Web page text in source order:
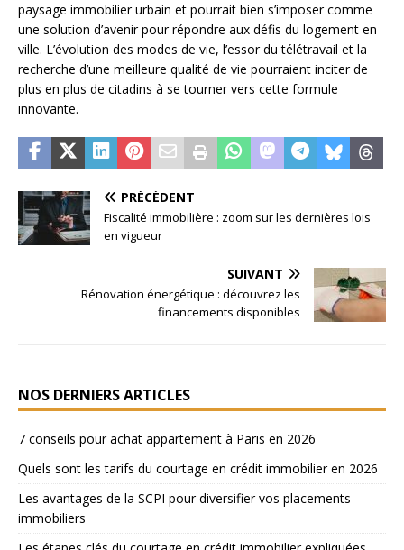
paysage immobilier urbain et pourrait bien s’imposer comme
une solution d’avenir pour répondre aux défis du logement en
ville. L’évolution des modes de vie, l’essor du télétravail et la
recherche d’une meilleure qualité de vie pourraient inciter de
plus en plus de citadins à se tourner vers cette formule
innovante.
PRÉCÉDENT
Fiscalité immobilière : zoom sur les dernières lois
en vigueur
SUIVANT
Rénovation énergétique : découvrez les
financements disponibles
NOS DERNIERS ARTICLES
7 conseils pour achat appartement à Paris en 2026
Quels sont les tarifs du courtage en crédit immobilier en 2026
Les avantages de la SCPI pour diversifier vos placements
immobiliers